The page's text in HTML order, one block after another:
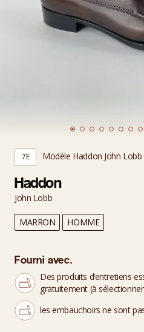
7E Modèle Haddon John Lobb
Haddon
John Lobb
MARRON HOMME
Fourni avec.
Des produits d’entretiens
gratuitement (à
les embauchoirs ne sont